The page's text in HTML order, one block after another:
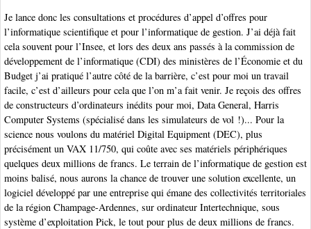
Je lance donc les consultations et procédures d’appel d’offres pour
l’informatique scientifique et pour l’informatique de gestion. J’ai déjà fait
cela souvent pour l’Insee, et lors des deux ans passés à la commission de
développement de l’informatique (CDI) des ministères de l’Économie et du
Budget j’ai pratiqué l’autre côté de la barrière, c’est pour moi un travail
facile, c’est d’ailleurs pour cela que l’on m’a fait venir. Je reçois des offres
de constructeurs d’ordinateurs inédits pour moi, Data General, Harris
Computer Systems (spécialisé dans les simulateurs de vol !)... Pour la
science nous voulons du matériel Digital Equipment (DEC), plus
précisément un VAX 11/750, qui coûte avec ses matériels périphériques
quelques deux millions de francs. Le terrain de l’informatique de gestion est
moins balisé, nous aurons la chance de trouver une solution excellente, un
logiciel développé par une entreprise qui émane des collectivités territoriales
de la région Champage-Ardennes, sur ordinateur Intertechnique, sous
système d’exploitation Pick, le tout pour plus de deux millions de francs.